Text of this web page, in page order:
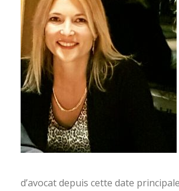
d’avocat depuis cette date